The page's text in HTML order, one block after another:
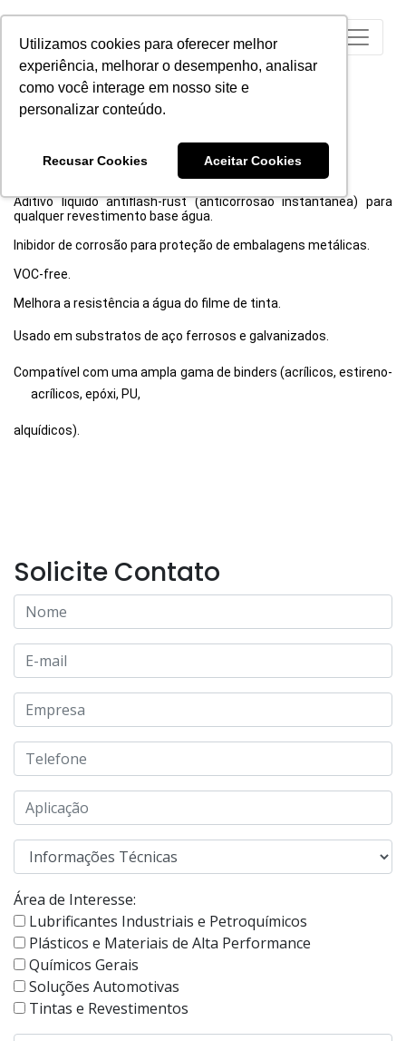
Utilizamos cookies para oferecer melhor
experiência, melhorar o desempenho, analisar
como você interage em nosso site e
personalizar conteúdo.
Recusar Cookies Aceitar Cookies
ASCOTRAN - H18
Aditivo líquidoantiflash-rust(anticorrosão instantânea)
para
qualquer revestimento base água.
Inibidor de corrosão para proteção de embalagens metálicas.
VOC-free.
Melhora a resistência a água do filme de tinta.
Usado em substratos de aço ferrosos e galvanizados
Compatível com umaampla gama de binders (acrílicos, estireno-
acrílicos, epóxi, PU,
alquídicos).
Solicite Contato
Área de Interesse:
Lubrificantes Industriais e Petroquímicos
Plásticos e Materiais de Alta Performance
Químicos Gerais
Soluções Automotivas
Tintas e Revestimentos